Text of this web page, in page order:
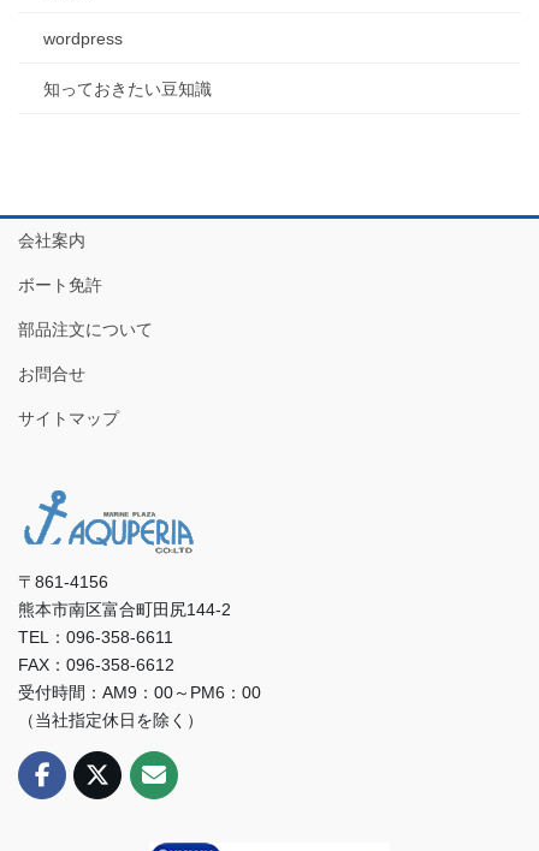
wordpress
知っておきたい豆知識
会社案内
ボート免許
部品注文について
お問合せ
サイトマップ
〒861-4156
熊本市南区富合町田尻144-2
TEL：096-358-6611
FAX：096-358-6612
受付時間：AM9：00～PM6：00
（当社指定休日を除く）